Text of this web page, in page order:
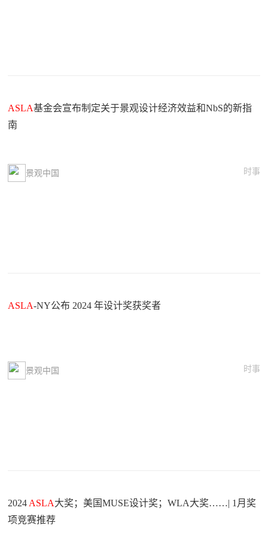
ASLA基金会宣布制定关于景观设计经济效益和NbS的新指
南
景观中国 时事
ASLA-NY公布 2024 年设计奖获奖者
景观中国 时事
2024 ASLA大奖；美国MUSE设计奖；WLA大奖……| 1月奖
项竞赛推荐